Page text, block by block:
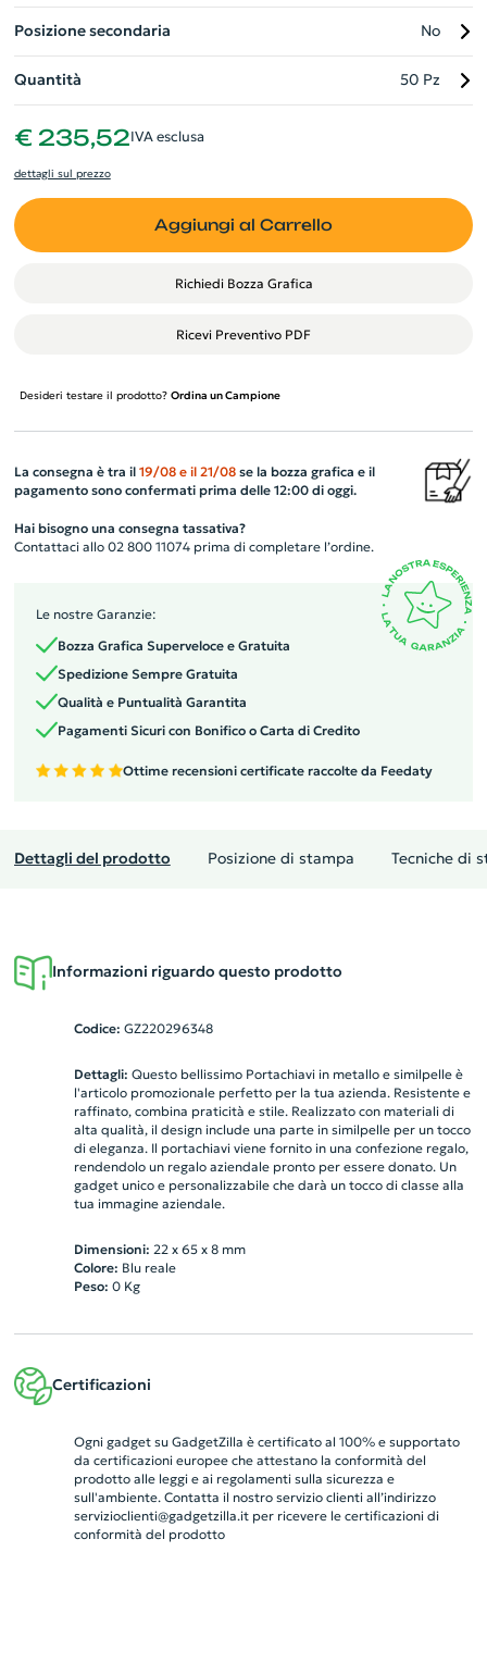
Posizione secondaria No
Quantità 50 Pz
€ 235,52IVA esclusa
dettagli sul prezzo
Aggiungi al Carrello
Richiedi Bozza Grafica
Ricevi Preventivo PDF
Desideri testare il prodotto? Ordina un Campione
La consegna è tra il 19/08 e il 21/08se la bozza grafica e il
pagamento sono confermati prima delle 12:00 di oggi.
Hai bisogno una consegna tassativa?
Contattaci allo 02 800 11074 prima di completare l’ordine.
Le nostre Garanzie:
Bozza Grafica Superveloce e Gratuita
Spedizione Sempre Gratuita
Qualità e Puntualità Garantita
Pagamenti Sicuri con Bonifico o Carta di Credito
Ottime recensioni certificate raccolte da Feedaty
Dettagli del prodotto Posizione di stampa Tecniche di
Informazioni riguardo questo prodotto
Codice: GZ220296348
Dettagli: Questo bellissimo Portachiavi in metallo e similpelle è
l'articolo promozionale perfetto per la tua azienda. Resistente e
raffinato, combina praticità e stile. Realizzato con materiali di
alta qualità, il design include una parte in similpelle per un tocco
di eleganza. Il portachiavi viene fornito in una confezione regalo,
rendendolo un regalo aziendale pronto per essere donato. Un
gadget unico e personalizzabile che darà un tocco di classe alla
tua immagine aziendale.
Dimensioni: 22 x 65 x 8 mm
Colore: Blu reale
Peso: 0Kg
Certificazioni
Ogni gadget su GadgetZilla è certificato al 100% e supportato
da certificazioni europee che attestano la conformità del
prodotto alle leggi e ai regolamenti sulla sicurezza e
sull'ambiente. Contatta il nostro servizio clienti all’indirizzo
servizioclienti@gadgetzilla.itper ricevere le certificazioni di
conformità del prodotto